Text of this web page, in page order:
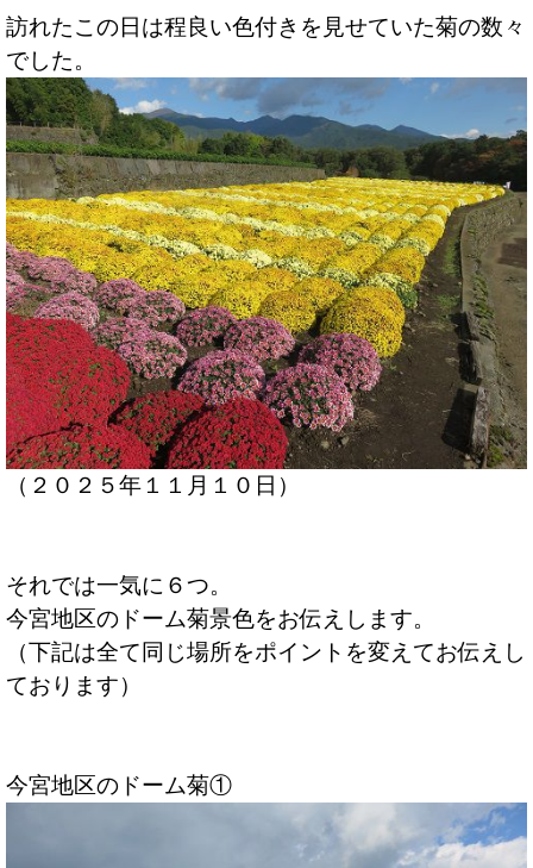
訪れたこの日は程良い色付きを見せていた菊の数々
でした。
（２０２５年１１月１０日）
それでは一気に６つ。
今宮地区のドーム菊景色をお伝えします。
（下記は全て同じ場所をポイントを変えてお伝えし
ております）
今宮地区のドーム菊①